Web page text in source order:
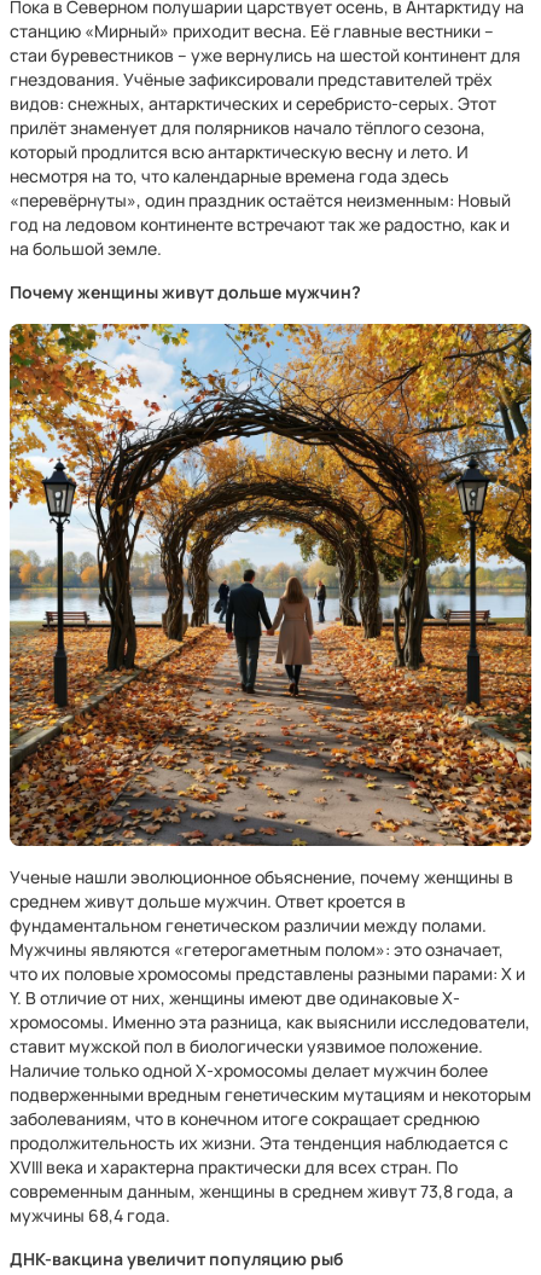
Пока в Северном полушарии царствует осень, в Антарктиду на
станцию «Мирный» приходит весна. Её главные вестники –
стаи буревестников – уже вернулись на шестой континент для
гнездования. Учёные зафиксировали представителей трёх
видов: снежных, антарктических и серебристо-серых. Этот
прилёт знаменует для полярников начало тёплого сезона,
который продлится всю антарктическую весну и лето. И
несмотря на то, что календарные времена года здесь
«перевёрнуты», один праздник остаётся неизменным: Новый
год на ледовом континенте встречают так же радостно, как и
на большой земле.
Почему женщины живут дольше мужчин?
Ученые нашли эволюционное объяснение, почему женщины в
среднем живут дольше мужчин. Ответ кроется в
фундаментальном генетическом различии между полами.
Мужчины являются «гетерогаметным полом»: это означает,
что их половые хромосомы представлены разными парами: X и
Y. В отличие от них, женщины имеют две одинаковые Х-
хромосомы. Именно эта разница, как выяснили исследователи,
ставит мужской пол в биологически уязвимое положение.
Наличие только одной Х-хромосомы делает мужчин более
подверженными вредным генетическим мутациям и некоторым
заболеваниям, что в конечном итоге сокращает среднюю
продолжительность их жизни. Эта тенденция наблюдается с
XVIII века и характерна практически для всех стран. По
современным данным, женщины в среднем живут 73,8 года, а
мужчины 68,4 года.
ДНК-вакцина увеличит популяцию рыб